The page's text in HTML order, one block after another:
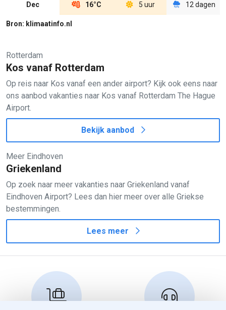
Dec 16°C 5 uur 12 dagen
Bron: klimaatinfo.nl
Rotterdam
Kos vanaf Rotterdam
Op reis naar Kos vanaf een ander airport? Kijk ook eens naar
ons aanbod vakanties naar Kos vanaf Rotterdam The Hague
Airport.
Bekijk aanbod
Meer Eindhoven
Griekenland
Op zoek naar meer vakanties naar Griekenland vanaf
Eindhoven Airport? Lees dan hier meer over alle Griekse
bestemmingen.
Lees meer